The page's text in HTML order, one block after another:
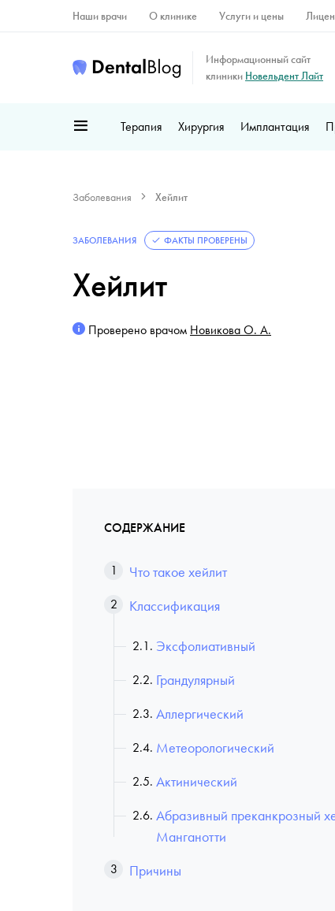
Наши врачи О клинике Услуги и цены
Информационный сайт
клиники Новельдент Лайт
Терапия Хирургия Имплантация
Заболевания Хейлит
ЗАБОЛЕВАНИЯ ФАКТЫ ПРОВЕРЕНЫ
Хейлит
Проверено врачом Новикова О. А.
СОДЕРЖАНИЕ
Что такое хейлит
Классификация
Эксфолиативный
Грандулярный
Аллергический
Метеорологический
Актинический
Абразивный преканкрозный
Манганотти
Причины